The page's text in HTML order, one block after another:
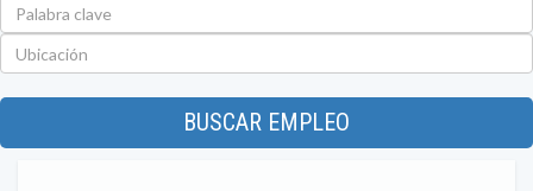
BUSCAR EMPLEO